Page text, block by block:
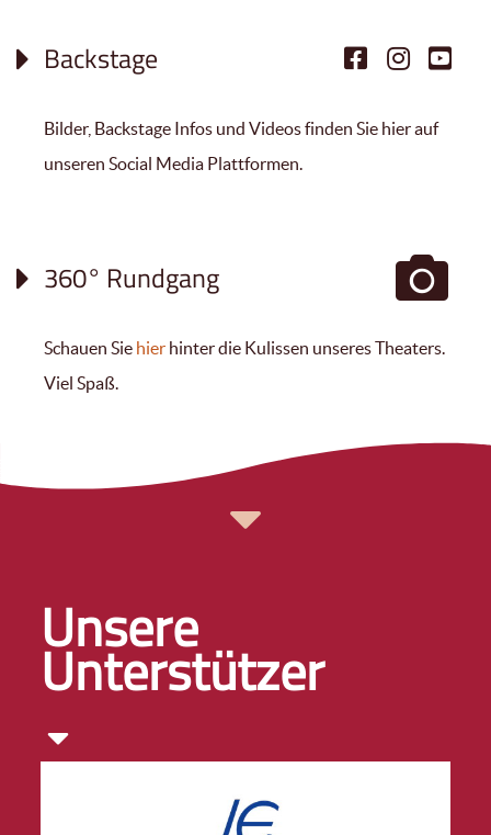
Backstage
Bilder, Backstage Infos und Videos finden Sie hier auf
unseren Social Media Plattformen.
360° Rundgang
Schauen Sie hier hinter die Kulissen unseres Theaters.
Viel Spaß.
Unsere
Unterstützer